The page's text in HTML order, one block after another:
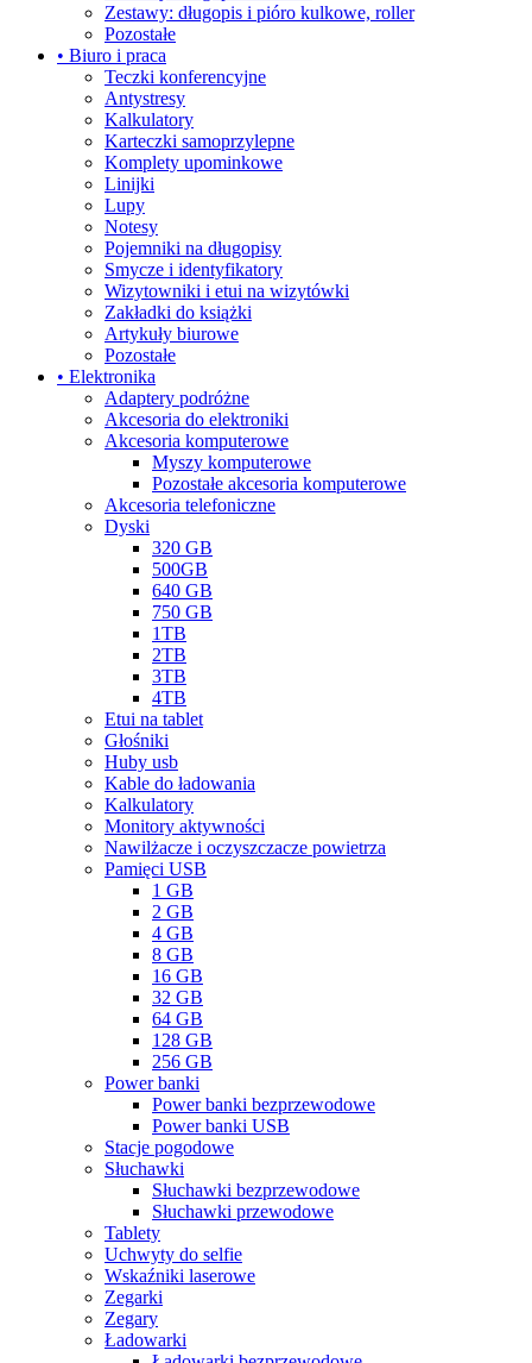
Zestawy: długopis i pióro kulkowe, roller
Pozostałe
• Biuro i praca
Teczki konferencyjne
Antystresy
Kalkulatory
Karteczki samoprzylepne
Komplety upominkowe
Linijki
Lupy
Notesy
Pojemniki na długopisy
Smycze i identyfikatory
Wizytowniki i etui na wizytówki
Zakładki do książki
Artykuły biurowe
Pozostałe
• Elektronika
Adaptery podróżne
Akcesoria do elektroniki
Akcesoria komputerowe
Myszy komputerowe
Pozostałe akcesoria komputerowe
Akcesoria telefoniczne
Dyski
320 GB
500GB
640 GB
750 GB
1TB
2TB
3TB
4TB
Etui na tablet
Głośniki
Huby usb
Kable do ładowania
Kalkulatory
Monitory aktywności
Nawilżacze i oczyszczacze powietrza
Pamięci USB
1 GB
2 GB
4 GB
8 GB
16 GB
32 GB
64 GB
128 GB
256 GB
Power banki
Power banki bezprzewodowe
Power banki USB
Stacje pogodowe
Słuchawki
Słuchawki bezprzewodowe
Słuchawki przewodowe
Tablety
Uchwyty do selfie
Wskaźniki laserowe
Zegarki
Zegary
Ładowarki